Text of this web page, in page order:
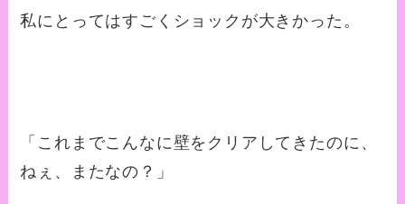
私にとってはすごくショックが大きかった。
「これまでこんなに壁をクリアしてきたのに、
ねぇ、またなの？」